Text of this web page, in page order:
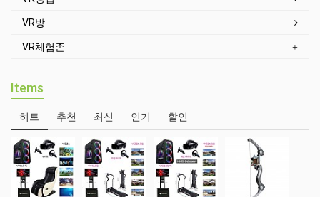
VR방
VR체험존
Items
히트 추천 최신 인기 할인